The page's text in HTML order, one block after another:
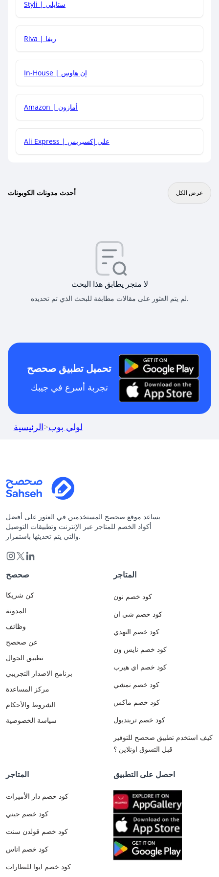
هل يمكنني جمع كود خصم مع العروض الأخرى؟
Styli | ستايلي
Riva | ريفا
In-House | إن هاوس
Amazon | أمازون
Ali Express | علي إكسبريس
أحدث مدونات الكوبونات عرض الكل
لا متجر يطابق هذا البحث
لم يتم العثور على مقالات مطابقة للبحث الذي تم تحديده.
تحميل تطبيق صحصح
تجربة أسرع في جيبك
الرئيسية>لولي بوب
يساعد موقع صحصح المستخدمين في العثور على أفضل
أكواد الخصم للمتاجر عبر الإنترنت وتطبيقات التوصيل
والتي يتم تحديثها باستمرار.
صحصح
كن شريكا
المدونة
وظائف
عن صحصح
تطبيق الجوال
برنامج الاصدار التجريبي
مركز المساعدة
الشروط والأحكام
سياسة الخصوصية
المتاجر
كود خصم نون
كود خصم شي ان
كود خصم النهدي
كود خصم نايس ون
كود خصم اي هيرب
كود خصم نمشي
كود خصم ماكس
كود خصم ترينديول
كيف استخدم تطبيق صحصح للتوفير
قبل التسوق اونلاين ؟
المتاجر
كود خصم دار الأميرات
كود خصم جيني
كود خصم قولدن سنت
كود خصم اناس
كود خصم ايوا للنظارات
احصل على التطبيق